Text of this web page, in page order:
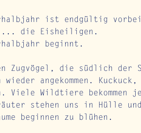
ist endgültig
... die Eisheiligen.
beginnt.
Zugvögel, die südlich der
wieder angekommen.
Viele Wildtiere bekommen
stehen uns in Hülle
beginnen zu blühen.